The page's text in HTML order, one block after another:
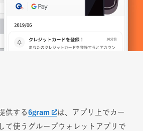
供する 6gram
は、アプリ上でカー
て使うグループウォレットアプリで